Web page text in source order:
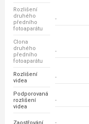
Rozlišení
druhého
předního
fotoaparátu
-
Clona
druhého
předního
fotoaparátu
-
Rozlišení
videa
-
Podporovaná
rozlišení
videa
-